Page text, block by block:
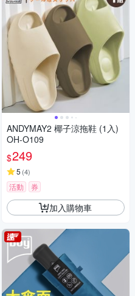
ANDYMAY2 椰子涼拖鞋 (1入)
OH-O109
$249
5 (4)
活動 券
加入購物車